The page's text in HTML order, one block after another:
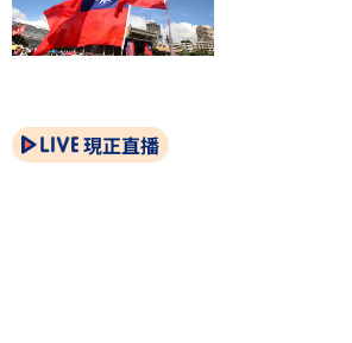
現正直播